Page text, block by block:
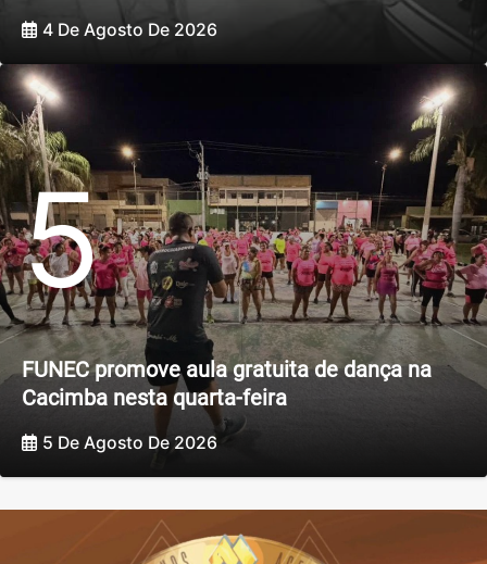
4 De Agosto De 2026
5
FUNEC promove aula gratuita de dança na
Cacimba nesta quarta-feira
5 De Agosto De 2026